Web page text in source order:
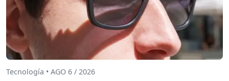
Tecnología • AGO 6 / 2026